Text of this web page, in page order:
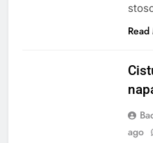
ago